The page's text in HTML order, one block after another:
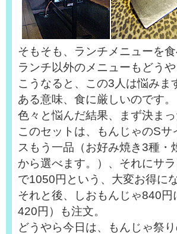
そもそも、ランチメニューを
ランチ以外のメニューもどう
こうなると、この3人は悩みま
ある意味、食に厳しいのです
色々と悩んだ結果、まず決ま
このセットは、もんじゃのS
スもう一品（お好み焼き3種
から選べます。）、それにサ
で1050円という、大変お得に
それと後、しおもんじゃ840
420円）も注文。
どうやら今日は、もんじゃ祭り